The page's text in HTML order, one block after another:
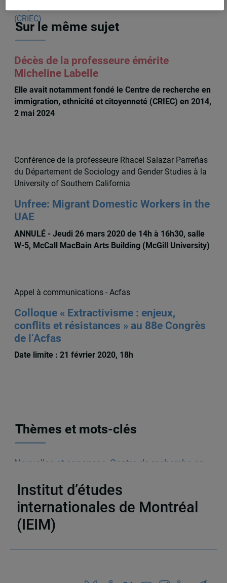
Sur le même sujet
Décès de la professeure émérite
Micheline Labelle
Elle avait notamment fondé le Centre de recherche en
immigration, ethnicité et citoyenneté (CRIEC) en 2014,
2 mai 2024
Conférence de la professeure Rhacel Salazar Parreñas
du Département de Sociology and Gender Studies à la
University of Southern California
Unfree: Migrant Domestic Workers in the
UAE
ANNULÉ - Jeudi 26 mars 2020 de 14h à 16h30, salle
W-5, McCall MacBain Arts Building (McGill University)
Appel à communications - Acfas
Colloque « Extractivisme : enjeux,
conflits et résistances » au 88e Congrès
de l’Acfas
Date limite : 21 février 2020, 18h
Thèmes et mots-clés
Nouvelles et annonces Centre de recherche en
Institut d’études
internationales de Montréal
(IEIM)